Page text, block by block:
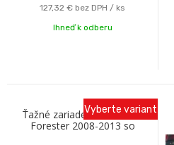
127,32 € bez DPH / ks
Ihneď k odberu
Ťažné zariadenie SUBARU
Forester 2008-2013 so
Vyberte variant